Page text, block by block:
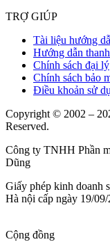
TRỢ GIÚP
Tài liệu hướng
Hướng dẫn
Chính sách đại lý
Chính sách bảo
Điều khoản sử
Copyright © 2002 –
Reserved.
Công ty TNHH Phần
Dũng
Giấy phép kinh doanh
Hà nội cấp ngày 19/09/
Cộng đồng